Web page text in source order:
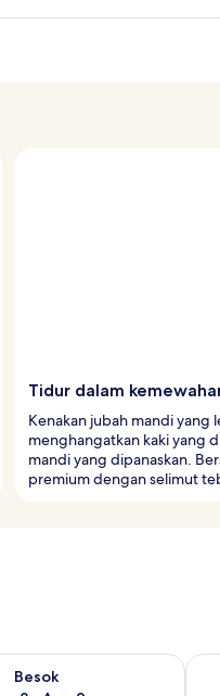
Tidur dalam
Kenakan jubah mandi yang
menghangatkan kaki yang
mandi yang dipanaskan.
premium dengan selimut
Besok
untuk besok Agu 8 -